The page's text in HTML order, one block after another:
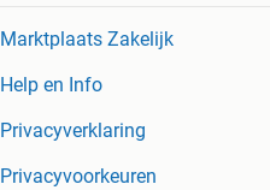
Marktplaats Zakelijk
Help en Info
Privacyverklaring
Privacyvoorkeuren